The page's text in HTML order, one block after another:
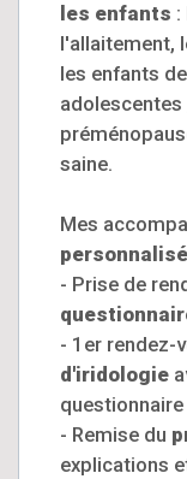
les enfants :
l'allaitement,
les enfants
adolescentes
saine.
Mes
- Prise de
- 1er rendez-
d'iridologie
- Remise du
explications